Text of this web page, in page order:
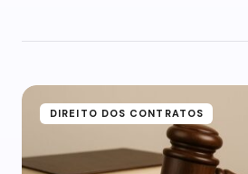
DIREITO DOS CONTRATOS